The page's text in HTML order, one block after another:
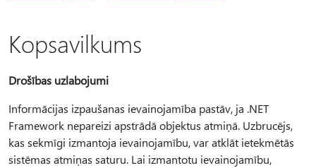
Kopsavilkums
Drošības uzlabojumi
Informācijas izpaušanas ievainojamība pastāv, ja .NET
Framework nepareizi apstrādā objektus atmiņā. Uzbrucējs,
kas sekmīgi izmantoja ievainojamību, var atklāt ietekmētās
sistēmas atmiņas saturu. Lai izmantotu ievainojamību,